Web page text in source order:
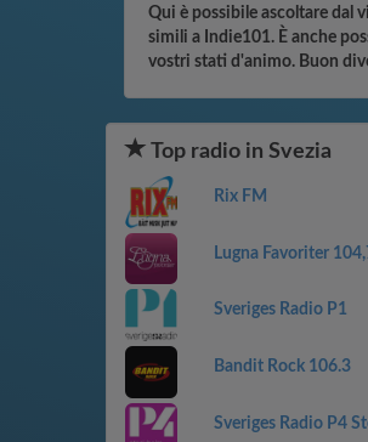
Qui è possibile ascoltare dal
simili a Indie101. È anche
vostri stati d'animo. Buon
Top radio in Svezia
Rix FM
Lugna Favoriter
Sveriges Radio P1
Bandit Rock 106.3
Sveriges Radio P4